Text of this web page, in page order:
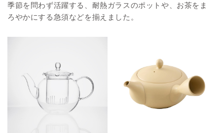
季節を問わず活躍する、耐熱ガラスのポットや、お茶をま
ろやかにする急須などを揃えました。